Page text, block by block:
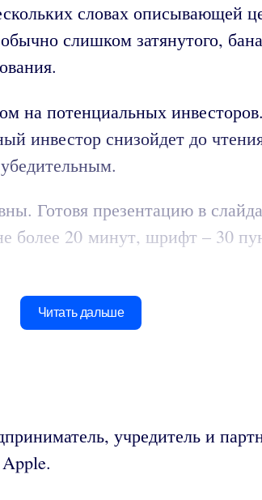
словах описывающей
слишком затянутого,
на потенциальных
инвестор снизойдет до
Готовя презентацию в
более 20 минут, шрифт – 30
Читать дальше
учредитель и